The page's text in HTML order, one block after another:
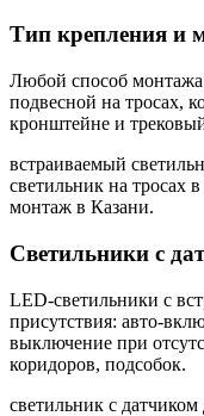
Тип крепления и
Любой способ
подвесной на тросах,
кронштейне и
встраиваемый
светильник на тросах
монтаж в Казани.
Светильники с
LED-светильники с
присутствия: авто-
выключение при
коридоров, подсобок.
светильник с